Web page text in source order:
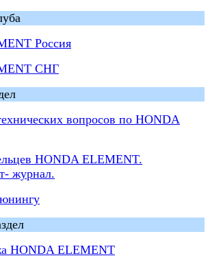
Россия
СНГ
вопросов по HONDA
HONDA ELEMENT.
журнал.
HONDA ELEMENT